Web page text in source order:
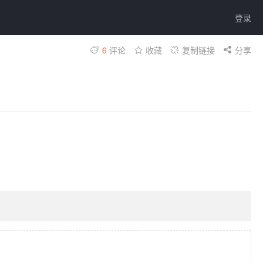
登录
6 评论 收藏 复制链接 分享